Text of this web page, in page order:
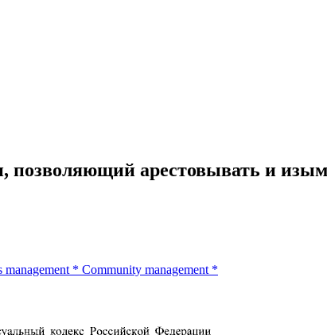
позволяющий арестовывать и
management * Community management *